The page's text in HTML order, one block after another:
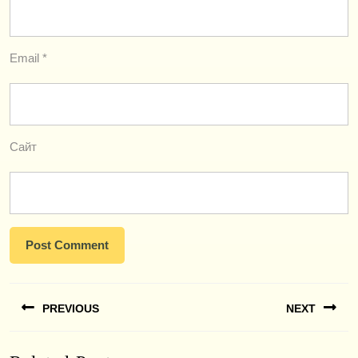
Email *
Сайт
по
PREVIOUS NEXT